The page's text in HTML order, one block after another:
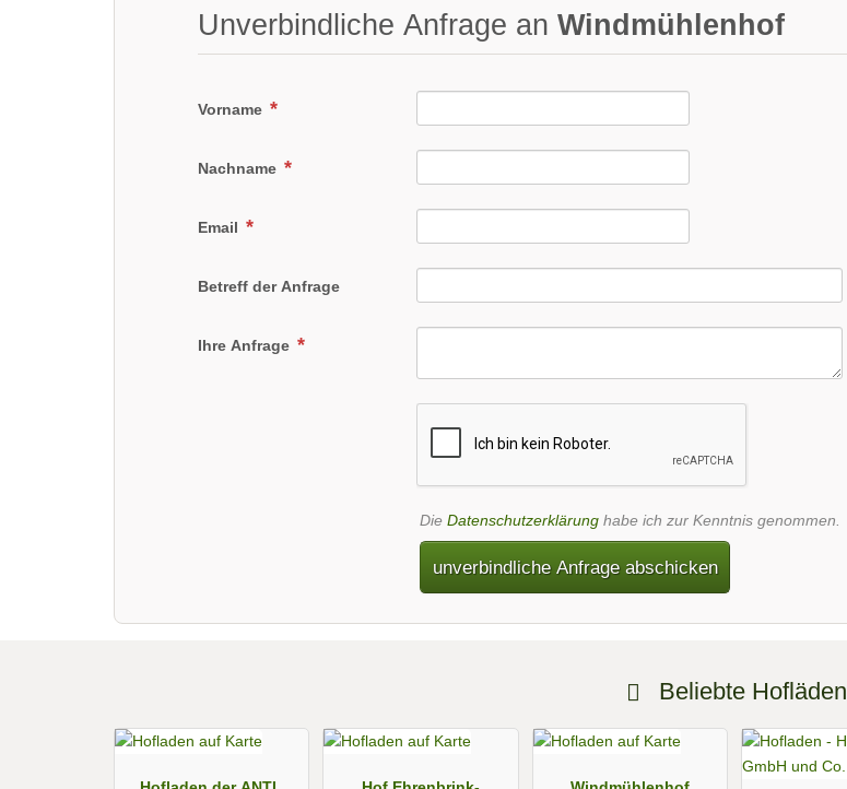
Unverbindliche Anfrage anWindmühlenhof
Vorname
Nachname
Email
Betreff der Anfrage
Ihre Anfrage
DieDatenschutzerklärung habe ich zur Kenntnis genommen.
unverbindliche Anfrage abschicken
Beliebte Hofläden